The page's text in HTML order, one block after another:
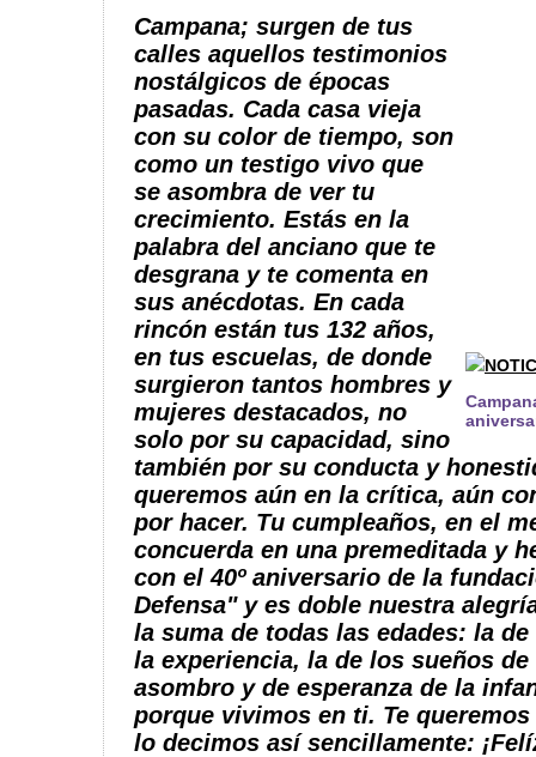
Campana; surgen de tus
calles aquellos testimonios
nostálgicos de épocas
pasadas. Cada casa vieja
con su color de tiempo, son
como un testigo vivo que
se asombra de ver tu
crecimiento. Estás en la
palabra del anciano que te
desgrana y te comenta en
sus anécdotas. En cada
rincón están tus 132 años,
en tus escuelas, de donde
surgieron tantos hombres y
mujeres destacados, no
solo por su capacidad, sino
también por su conducta y
queremos aún en la crítica, aún
por hacer. Tu cumpleaños, en el
concuerda en una premeditada y
con el 40º aniversario de la
Defensa" y es doble nuestra
la suma de todas las edades: la
la experiencia, la de los sueños
asombro y de esperanza de la
porque vivimos en ti. Te
lo decimos así sencillamente: